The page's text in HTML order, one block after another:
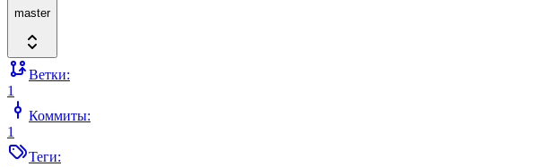
master
Ветки:
1
Коммиты:
1
Теги: